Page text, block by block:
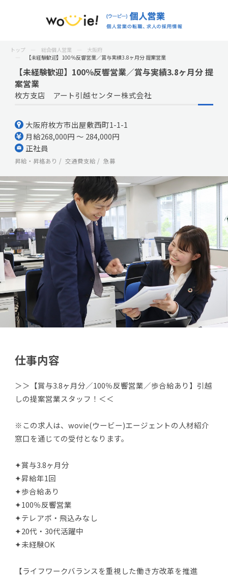
トップ 総合個人営業
大阪府
【未経験歓迎】100％反響営業／賞与実績3.8ヶ月分 提案営業
【未経験歓迎】100％反響営業／賞与実績3.8ヶ月分 提
案営業
枚方支店 アート引越センター株式会社
大阪府枚方市出屋敷西町1-1-1
月給268,000円 ～ 284,000円
正社員
昇給・昇格あり 交通費支給 急募
仕事内容
＞＞【賞与3.8ヶ月分／100％反響営業／歩合給あり】引越
しの提案営業スタッフ！＜＜
※この求人は、wovie(ウービー)エージェントの人材紹介
窓口を通じての受付となります。
✦賞与3.8ヶ月分
✦昇給年1回
✦歩合給あり
✦100％反響営業
✦テレアポ・飛込みなし
✦20代・30代活躍中
✦未経験OK
【ライフワークバランスを重視した働き方改革を推進